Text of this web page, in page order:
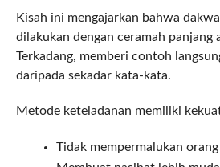
Kisah ini mengajarkan bahwa
dilakukan dengan ceramah panjang
Terkadang, memberi contoh
daripada sekadar kata-kata.
Metode keteladanan memiliki
Tidak mempermalukan